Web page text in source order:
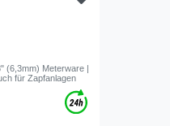
(6,3mm) Meterware |
für Zapfanlagen